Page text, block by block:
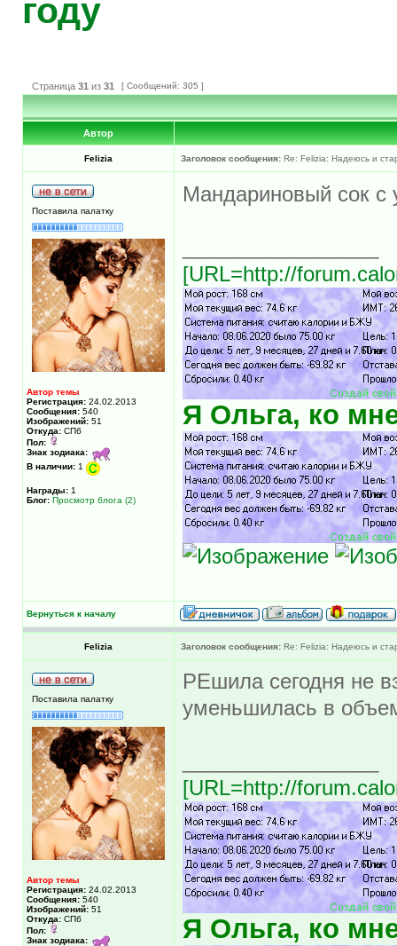
году
Страница 31 из 31 [ Сообщений: 305 ]
Автор
Felizia Заголовок сообщения: Re: Felizia: Надеюсь и
Поставила палатку
Автор темы
Регистрация: 24.02.2013
Сообщения: 540
Изображений: 51
Откуда: СПб
Пол:
Знак зодиака:
В наличии: 1
Награды: 1
Блог: Просмотр блога (2)
Мандариновый сок с
[URL=http://
Я Ольга, ко
Вернуться к началу
Felizia Заголовок сообщения: Re: Felizia: Надеюсь и
Поставила палатку
Автор темы
Регистрация: 24.02.2013
Сообщения: 540
Изображений: 51
Откуда: СПб
Пол:
Знак зодиака:
РЕшила сегодня не
уменьшилась в
[URL=http://
Я Ольга, ко